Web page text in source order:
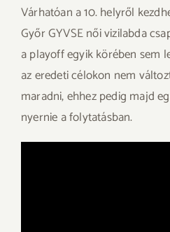
Várhatóan a 10. helyről
Győr GYVSE női vizilabda
a playoff egyik körében sem
az eredeti célokon nem
maradni, ehhez pedig majd
nyernie a folytatásban.